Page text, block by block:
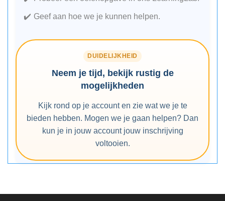
Geef aan hoe we je kunnen helpen.
DUIDELIJKHEID
Neem je tijd, bekijk rustig de
mogelijkheden
Kijk rond op je account en zie wat we je te
bieden hebben. Mogen we je gaan helpen? Dan
kun je in jouw account jouw inschrijving
voltooien.